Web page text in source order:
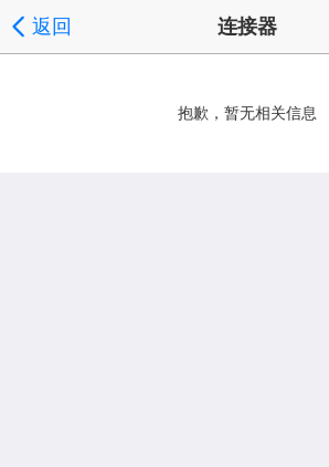
返回 连接器
抱歉，暂无相关信息